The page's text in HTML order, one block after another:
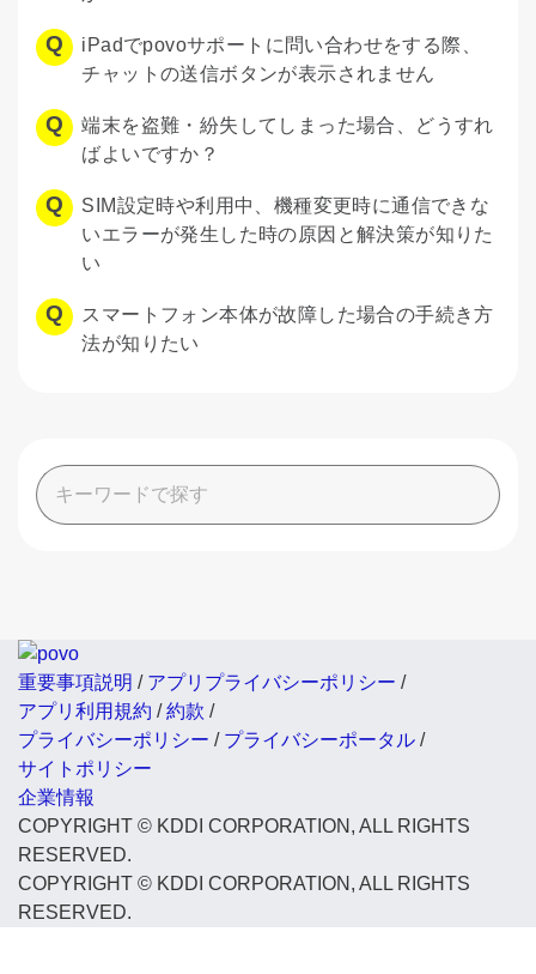
iPadでpovoサポートに問い合わせをする際、
チャットの送信ボタンが表示されません
端末を盗難・紛失してしまった場合、どうすれ
ばよいですか？
SIM設定時や利用中、機種変更時に通信できな
いエラーが発生した時の原因と解決策が知りた
い
スマートフォン本体が故障した場合の手続き方
法が知りたい
重要事項説明 / アプリプライバシーポリシー /
アプリ利用規約 /約款 /
プライバシーポリシー / プライバシーポータル /
サイトポリシー
企業情報
COPYRIGHT © KDDI CORPORATION, ALL RIGHTS
RESERVED.
COPYRIGHT © KDDI CORPORATION, ALL RIGHTS
RESERVED.